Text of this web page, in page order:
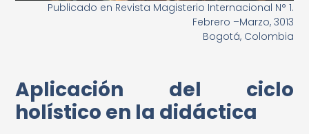
Publicado en Revista Magisterio Internacional N° 1.
Febrero –Marzo, 3013
Bogotá, Colombia
Aplicación del ciclo
holístico en la didáctica